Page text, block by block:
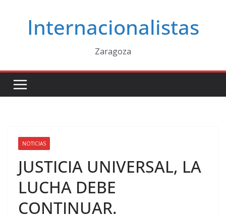
contenidoInternacionalistas
Zaragoza
NOTICIAS
JUSTICIA UNIVERSAL, LA
LUCHA DEBE
CONTINUAR.